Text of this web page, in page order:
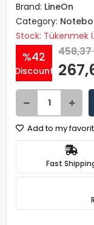
Brand: LineOn
Category:
Stock: Tükenmek
%42
Discount
458,37
Add to my
Fast